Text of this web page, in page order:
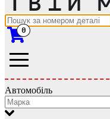
0
Автомобіль